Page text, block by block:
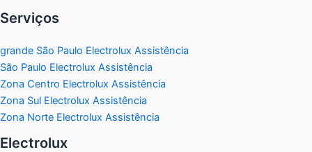
Serviços
grande São Paulo Electrolux Assistência
São Paulo Electrolux Assistência
Zona Centro Electrolux Assistência
Zona Sul Electrolux Assistência
Zona Norte Electrolux Assistência
Electrolux